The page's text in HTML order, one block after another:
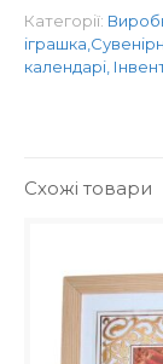
Категорії:
календарі,
Схожі товари